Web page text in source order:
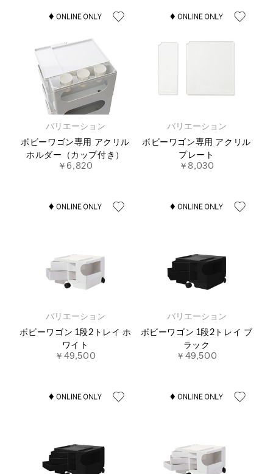
バリエーション
ボビーワゴン専用 アクリル
ホルダー（カップ付き）
￥6,820
バリエーション
ボビーワゴン専用 アクリル
プレート
￥8,030
バリエーション
ボビーワゴン 1段2トレイ ホ
ワイト
￥49,500
バリエーション
ボビーワゴン 1段2トレイ ブ
ラック
￥49,500